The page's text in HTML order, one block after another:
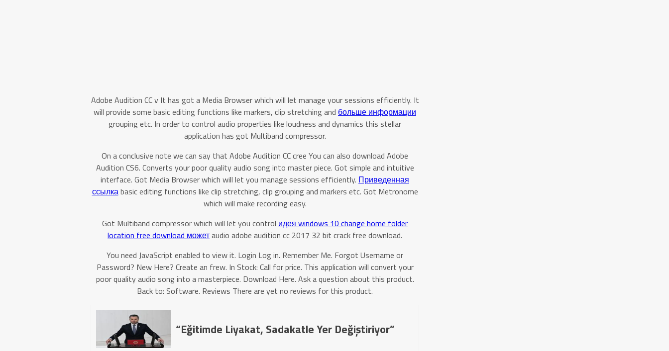
Adobe Audition CC v It has got a Media Browser which will let manage your sessions efficiently. It
will provide some basic editing functions like markers, clip stretching and больше информации
grouping etc. In order to control audio properties like loudness and dynamics this stellar
application has got Multiband compressor.
On a conclusive note we can say that Adobe Audition CC cree You can also download Adobe
Audition CS6. Converts your poor quality audio song into master piece. Got simple and intuitive
interface. Got Media Browser which will let you manage sessions efficiently. Приведенная
ссылкаbasic editing functions like clip stretching, clip grouping and markers etc. Got Metronome
which will make recording easy.
Got Multiband compressor which will let you control идея windows 10 change home folder
location free download можетaudio adobe audition cc 2017 32 bit crack free download.
You need JavaScript enabled to view it. Login Log in. Remember Me. Forgot Username or
Password? New Here? Create an frew. In Stock: Call for price. This application will convert your
poor quality audio song into a masterpiece. Download Here. Ask a question about this product.
Back to: Software. Reviews There are yet no reviews for this product.
“Eğitimde Liyakat, Sadakatle Yer Değiştiriyor”